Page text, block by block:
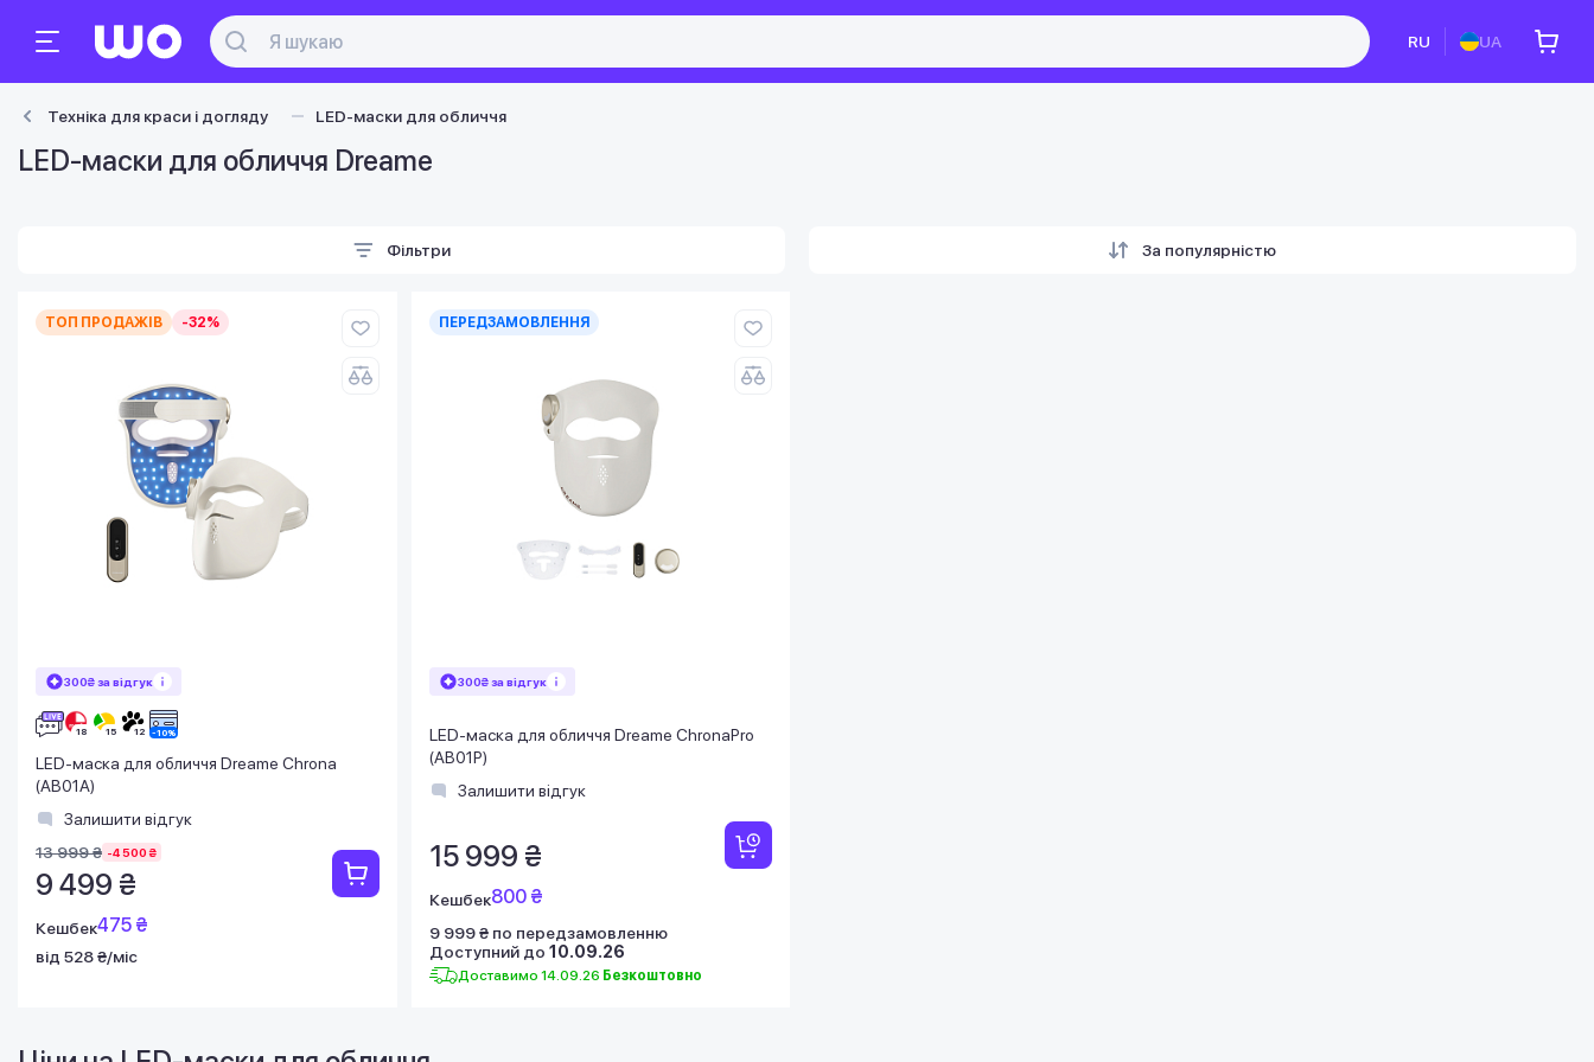
RU UA
Техніка для краси і догляду LED-маски для обличчя
LED-маски для обличчя Dreame
Фільтри За популярністю
ТОП ПРОДАЖІВ -32%
300₴ за відгук
LED-маска для обличчя Dreame Chrona
(AB01A)
Залишити відгук
13 999 ₴ -4 500 ₴
9 499 ₴
Кешбек475 ₴
від 528 ₴/міс
ПЕРЕДЗАМОВЛЕННЯ
300₴ за відгук
LED-маска для обличчя Dreame ChronaPro
(AB01P)
Залишити відгук
15 999 ₴
Кешбек800 ₴
9 999 ₴ по передзамовленню
Доступний до 10.09.26
Доставимо 14.09.26 Безкоштовно